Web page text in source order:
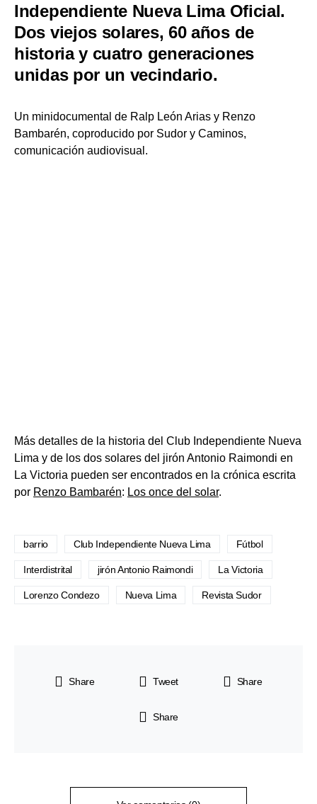
Independiente Nueva Lima Oficial.
Dos viejos solares, 60 años de
historia y cuatro generaciones
unidas por un vecindario.
Un minidocumental de Ralp León Arias y Renzo
Bambarén, coproducido por Sudor y Caminos,
comunicación audiovisual .
Más detalles de la historia del Club Independiente Nueva
Lima y de los dos solares del jirón Antonio Raimondi en
La Victoria pueden ser encontrados en la crónica escrita
por Renzo Bambarén: Los once del solar.
barrio Club Independiente Nueva Lima Fútbol
Interdistrital jirón Antonio Raimondi La Victoria
Lorenzo Condezo Nueva Lima Revista Sudor
Share Tweet Share
Share